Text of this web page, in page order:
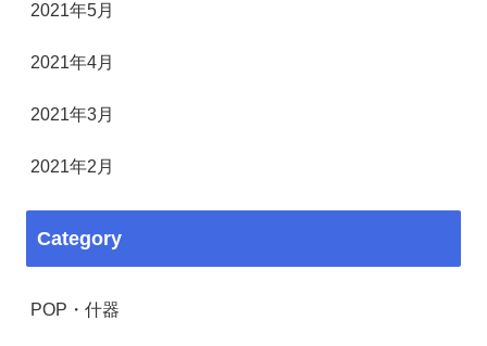
2021年5月
2021年4月
2021年3月
2021年2月
Category
POP・什器